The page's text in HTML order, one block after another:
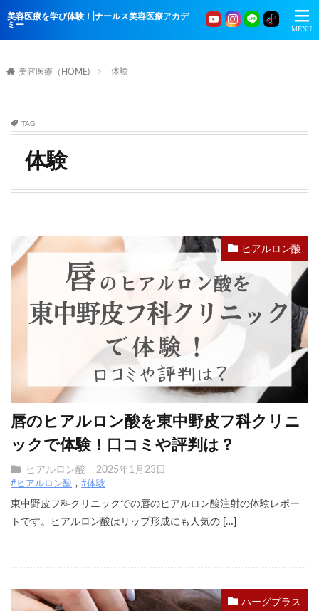
美容医療を学び体験！|ナールス美容医療アカデ
ミー
美容医療（HOME) 体験
TAG
体験
ヒアルロン酸
唇のヒアルロン酸を東中野皮フ科クリニ
ックで体験！口コミや評判は？
ヒアルロン酸 2025年1月23日
#ヒアルロン酸 #体験
東中野皮フ科クリニックでの唇のヒアルロン酸注射の体験レポー
トです。ヒアルロン酸はリップ形成にも人気の […]
ハーグプラス